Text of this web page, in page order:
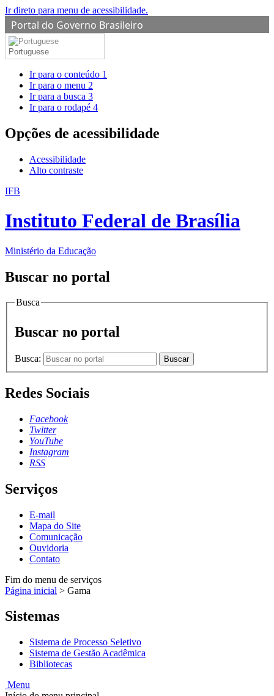
Ir direto para menu de acessibilidade.
Portal do Governo Brasileiro
Portuguese
Ir para o conteúdo 1
Ir para o menu 2
Ir para a busca 3
Ir para o rodapé 4
Opções de acessibilidade
Acessibilidade
Alto contraste
IFB
Instituto Federal de Brasília
Ministério da Educação
Buscar no portal
Busca
Buscar no portal
Busca: Buscar
Redes Sociais
Facebook
Twitter
YouTube
Instagram
RSS
Serviços
E-mail
Mapa do Site
Comunicação
Ouvidoria
Contato
Fim do menu de serviços
Página inicial > Gama
Sistemas
Sistema de Processo Seletivo
Sistema de Gestão Acadêmica
Bibliotecas
Menu